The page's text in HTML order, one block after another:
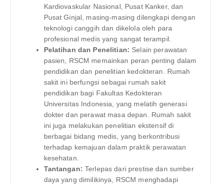
Kardiovaskular Nasional, Pusat Kanker, dan
Pusat Ginjal, masing-masing dilengkapi dengan
teknologi canggih dan dikelola oleh para
profesional medis yang sangat terampil.
Pelatihan dan Penelitian: Selain perawatan
pasien, RSCM memainkan peran penting dalam
pendidikan dan penelitian kedokteran. Rumah
sakit ini berfungsi sebagai rumah sakit
pendidikan bagi Fakultas Kedokteran
Universitas Indonesia, yang melatih generasi
dokter dan perawat masa depan. Rumah sakit
ini juga melakukan penelitian ekstensif di
berbagai bidang medis, yang berkontribusi
terhadap kemajuan dalam praktik perawatan
kesehatan.
Tantangan: Terlepas dari prestise dan sumber
daya yang dimilikinya, RSCM menghadapi